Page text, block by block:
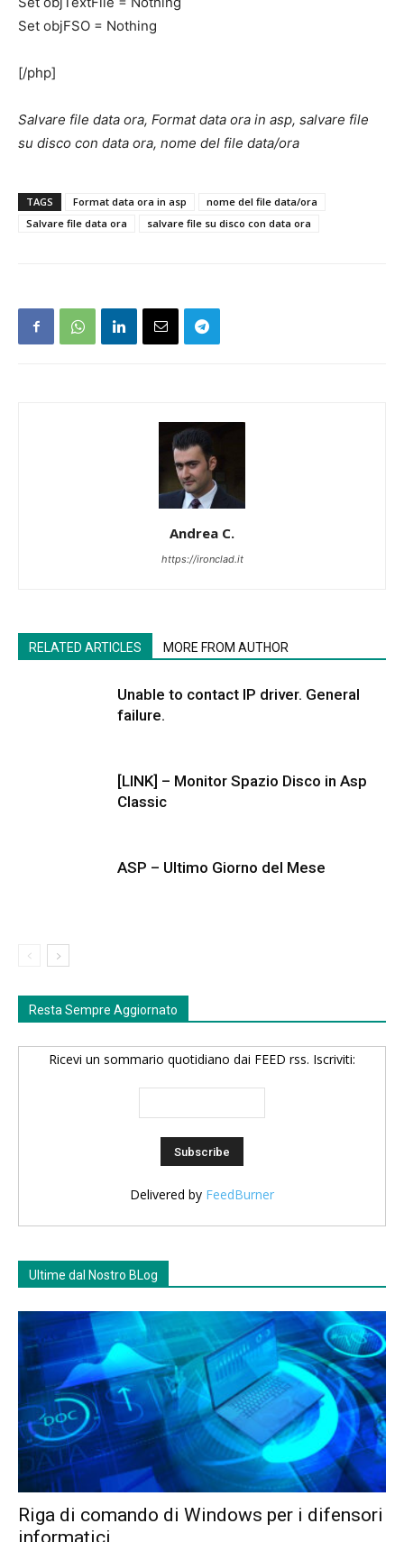
Set objFSO = Nothing
[/php]
Salvare file data ora, Format data ora in asp, salvare file
su disco con data ora, nome del file data/ora
TAGS Format data ora in asp
nome del file data/ora
Salvare file data ora
salvare file su disco con data ora
Andrea C.
https://ironclad.it
RELATED ARTICLES MORE FROM AUTHOR
Unable to contact IP driver. General
failure.
[LINK] – Monitor Spazio Disco in Asp
Classic
ASP – Ultimo Giorno del Mese
Resta Sempre Aggiornato
Ricevi un sommario quotidiano dai FEED rss. Iscriviti:
Delivered by FeedBurner
Ultime dal Nostro BLog
Riga di comando di Windows per i difensori